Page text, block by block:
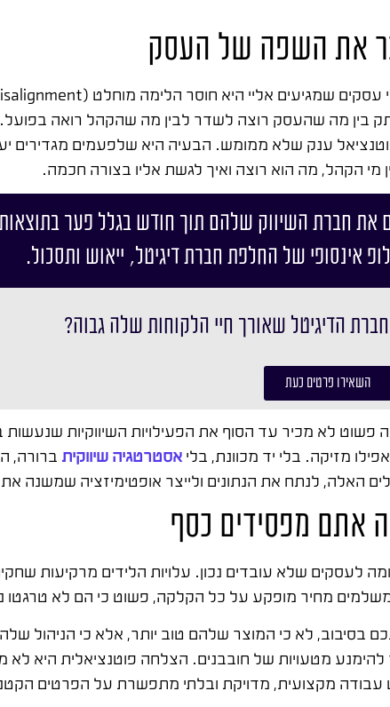
את השפה של העסק
בין מה שהעסק רוצה לשדר לבין מה שהקהל רואה בפועל.
ענק שלא ממומש. הבעיה היא שלפעמים מגדירים
מי הקהל, מה הוא רוצה ואיך לגשת אליו בצורה חכמה.
את חברת השיווק שלהם תוך חודש בגלל פער
אינסופי של החלפת חברת דיגיטל, ייאוש ותסכול.
הדיגיטל שאורך חיי הלקוחות שלה גבוה?
השאירו פרטים כעת
לא מכיר עד הסוף את הפעילויות השיווקיות
מזיקה. בלי יד מכוונת, בליאסטרטגיה שיווקית ברורה,
האלה, לנתח את הנתונים ולייצר אופטימיזציה שמשנה
אתם מפסידים כסף
מחיר מופקע על כל הקלקה, פשוט כי הם לא טרגטו
לא כי המוצר שלהם טוב יותר, אלא כי הניהול
מטעויות של חובבנים. הצלחה פוטנציאלית היא לא
מקצועית, מדויקת ובלתי מתפשרת על הפרטים